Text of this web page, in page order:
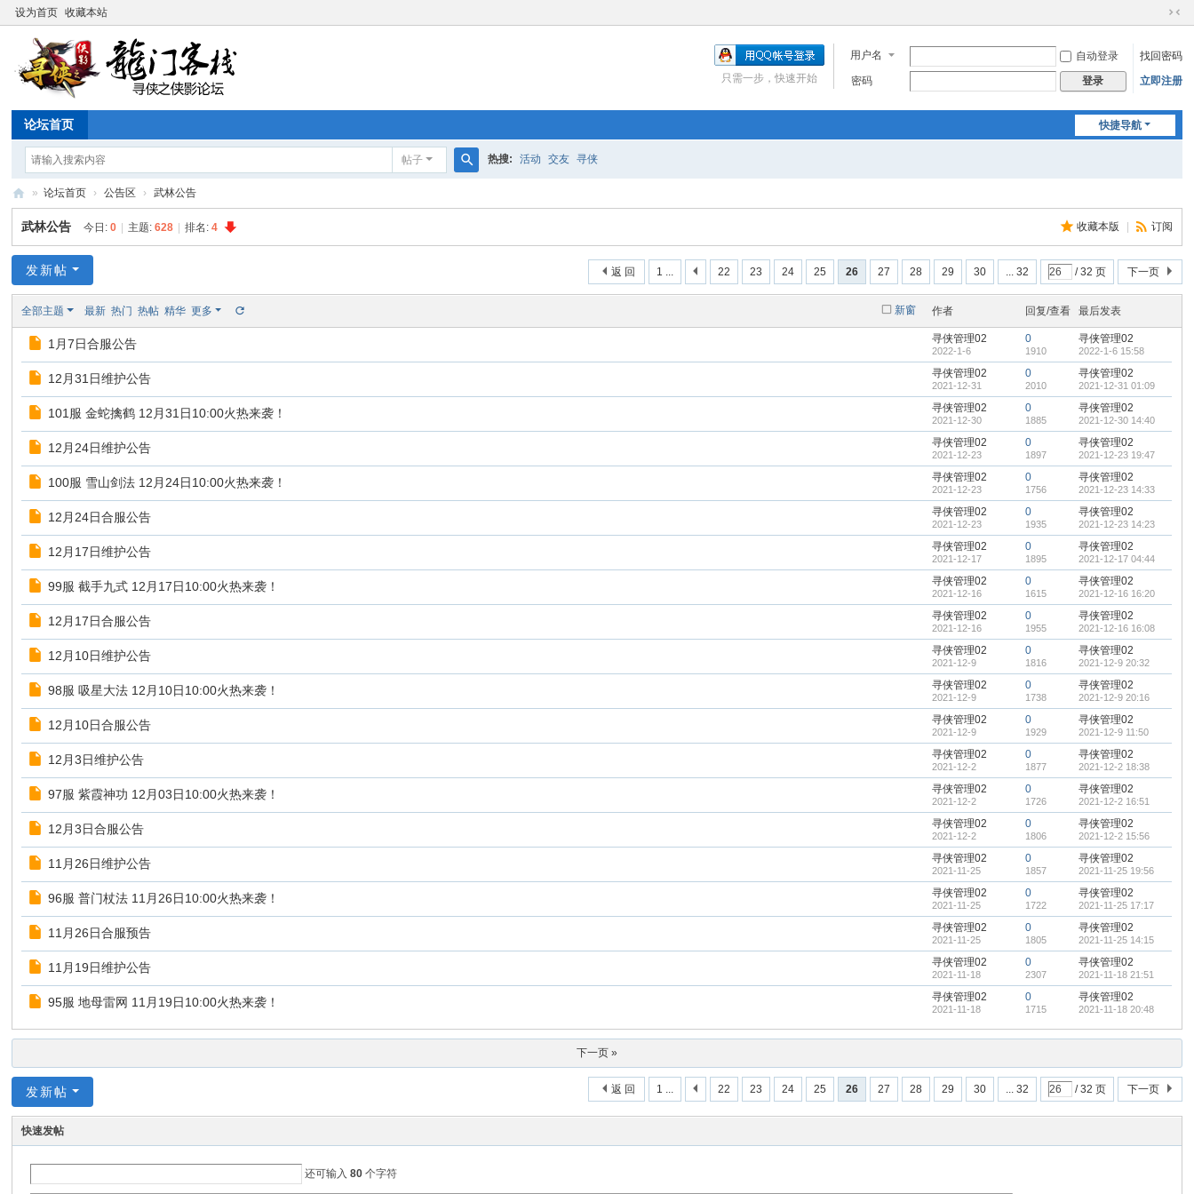
设为首页 收藏本站
切
到
窄
用户名 自动登录
找回密码
密码
登录 立即注册
只需一步，快速开始
快捷导航
论坛首页
帖子
索
热搜: 活动 交友 寻侠
寻
侠
坛
» 论坛首页 › 公告区 › 武林公告
收藏本版 订阅
武林公告 今日:0 主题:628 排名:4
1 ... 22 23 24 25 26 27 28 29 30 ... 32 / 32 页 下一页
返 回
发新帖
新窗
全部主题 最新 热门 热帖 精华 更多 作者 回复/查看 最后发表
1月7日合服公告 寻侠管理02
2022-1-6
0
1910
寻侠管理02
2022-1-6 15:58
12月31日维护公告 寻侠管理02
2021-12-31
0
2010
寻侠管理02
2021-12-31 01:09
101服 金蛇擒鹤 12月31日10:00火热来袭！ 寻侠管理02
2021-12-30
0
1885
寻侠管理02
2021-12-30 14:40
12月24日维护公告 寻侠管理02
2021-12-23
0
1897
寻侠管理02
2021-12-23 19:47
100服 雪山剑法 12月24日10:00火热来袭！ 寻侠管理02
2021-12-23
0
1756
寻侠管理02
2021-12-23 14:33
12月24日合服公告 寻侠管理02
2021-12-23
0
1935
寻侠管理02
2021-12-23 14:23
12月17日维护公告 寻侠管理02
2021-12-17
0
1895
寻侠管理02
2021-12-17 04:44
99服 截手九式 12月17日10:00火热来袭！ 寻侠管理02
2021-12-16
0
1615
寻侠管理02
2021-12-16 16:20
12月17日合服公告 寻侠管理02
2021-12-16
0
1955
寻侠管理02
2021-12-16 16:08
12月10日维护公告 寻侠管理02
2021-12-9
0
1816
寻侠管理02
2021-12-9 20:32
98服 吸星大法 12月10日10:00火热来袭！ 寻侠管理02
2021-12-9
0
1738
寻侠管理02
2021-12-9 20:16
12月10日合服公告 寻侠管理02
2021-12-9
0
1929
寻侠管理02
2021-12-9 11:50
12月3日维护公告 寻侠管理02
2021-12-2
0
1877
寻侠管理02
2021-12-2 18:38
97服 紫霞神功 12月03日10:00火热来袭！ 寻侠管理02
2021-12-2
0
1726
寻侠管理02
2021-12-2 16:51
12月3日合服公告 寻侠管理02
2021-12-2
0
1806
寻侠管理02
2021-12-2 15:56
11月26日维护公告 寻侠管理02
2021-11-25
0
1857
寻侠管理02
2021-11-25 19:56
96服 普门杖法 11月26日10:00火热来袭！ 寻侠管理02
2021-11-25
0
1722
寻侠管理02
2021-11-25 17:17
11月26日合服预告 寻侠管理02
2021-11-25
0
1805
寻侠管理02
2021-11-25 14:15
11月19日维护公告 寻侠管理02
2021-11-18
0
2307
寻侠管理02
2021-11-18 21:51
95服 地母雷网 11月19日10:00火热来袭！ 寻侠管理02
2021-11-18
0
1715
寻侠管理02
2021-11-18 20:48
下一页 »
1 ... 22 23 24 25 26 27 28 29 30 ... 32 / 32 页 下一页
返 回
发新帖
快速发帖
还可输入80 个字符